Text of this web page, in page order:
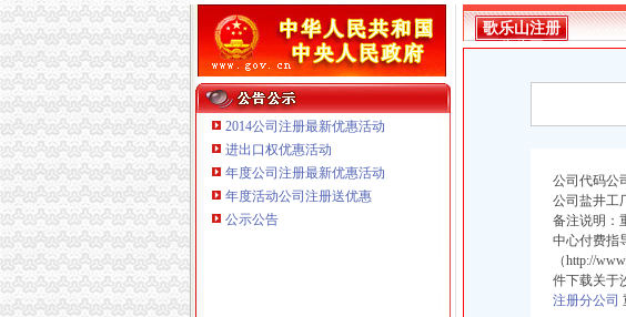
2014公司注册最新优惠活动
进出口权优惠活动
年度公司注册最新优惠活动
年度活动公司注册送优惠
公示公告
重庆鸽牌电线电缆有限公司 渝北10010万 (进出口权)
歌乐山注册
分公司
公司代码公
公司盐井工
备注说明：
中心付费指
（http://
件下载关于
注册分公司